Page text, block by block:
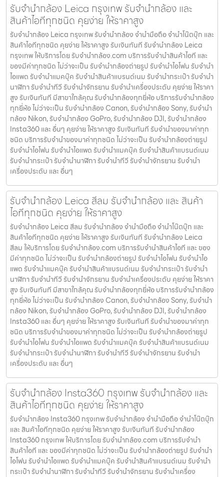
รับจำนำกล้อง Leica กรุงเทพ รับจํานํากล้อง และ
สินค้าไอทีทุกชนิด คุยง่าย ให้ราคาสูง
รับจำนำกล้อง Leica กรุงเทพ รับจํานํากล้อง จำนำมือถือ จำนำโน๊ตบุ๊ก และ
สินค้าไอทีทุกชนิด คุยง่าย ให้ราคาสูง รับเงินทันที รับจำนำกล้อง Leica
กรุงเทพ ให้บริการโดย รับจํานํากล้อง.com บริการรับจํานําสินค้าไอที และ
ของมีค่าทุกชนิด ไม่ว่าจะเป็น รับจํานํากล้องถ่ายรูป รับจํานําไอโฟน รับจํานํา
ไอแพด รับจํานําแมคบุ๊ค รับจํานําสินค้าแบรนด์เนม รับจํานํากระเป๋า รับจํานํา
นาฬิกา รับจํานําทีวี รับจํานําจักรยาน รับจํานําเครื่องประดับ คุยง่าย ให้ราคา
สูง รับเงินทันที มีสาขาใกล้คุณ รับจำนำกล้องทุกยี่ห้อ บริการรับจำนำกล้อง
ทุกยี่ห้อ ไม่ว่าจะเป็น รับจำนำกล้อง Canon, รับจำนำกล้อง Sony, รับจำนำ
กล้อง Nikon, รับจำนำกล้อง GoPro, รับจำนำกล้อง DJI, รับจำนำกล้อง
Insta360 และ อื่นๆ คุยง่าย ให้ราคาสูง รับเงินทันที รับจำนำของมาค่าทุก
ชนิด บริการรับจำนำของมาค่าทุกชนิด ไม่ว่าจะเป็น รับจํานํากล้องถ่ายรูป
รับจํานําไอโฟน รับจํานําไอแพด รับจํานําแมคบุ๊ค รับจํานําสินค้าแบรนด์เนม
รับจํานํากระเป๋า รับจํานํานาฬิกา รับจํานําทีวี รับจํานําจักรยาน รับจํานํา
เครื่องประดับ และ อื่นๆ
รับจำนำกล้อง Leica สีลม รับจํานํากล้อง และ สินค้า
ไอทีทุกชนิด คุยง่าย ให้ราคาสูง
รับจำนำกล้อง Leica สีลม รับจํานํากล้อง จำนำมือถือ จำนำโน๊ตบุ๊ก และ
สินค้าไอทีทุกชนิด คุยง่าย ให้ราคาสูง รับเงินทันที รับจำนำกล้อง Leica
สีลม ให้บริการโดย รับจํานํากล้อง.com บริการรับจํานําสินค้าไอที และ ของ
มีค่าทุกชนิด ไม่ว่าจะเป็น รับจํานํากล้องถ่ายรูป รับจํานําไอโฟน รับจํานําไอ
แพด รับจํานําแมคบุ๊ค รับจํานําสินค้าแบรนด์เนม รับจํานํากระเป๋า รับจํานํา
นาฬิกา รับจํานําทีวี รับจํานําจักรยาน รับจํานําเครื่องประดับ คุยง่าย ให้ราคา
สูง รับเงินทันที มีสาขาใกล้คุณ รับจำนำกล้องทุกยี่ห้อ บริการรับจำนำกล้อง
ทุกยี่ห้อ ไม่ว่าจะเป็น รับจำนำกล้อง Canon, รับจำนำกล้อง Sony, รับจำนำ
กล้อง Nikon, รับจำนำกล้อง GoPro, รับจำนำกล้อง DJI, รับจำนำกล้อง
Insta360 และ อื่นๆ คุยง่าย ให้ราคาสูง รับเงินทันที รับจำนำของมาค่าทุก
ชนิด บริการรับจำนำของมาค่าทุกชนิด ไม่ว่าจะเป็น รับจํานํากล้องถ่ายรูป
รับจํานําไอโฟน รับจํานําไอแพด รับจํานําแมคบุ๊ค รับจํานําสินค้าแบรนด์เนม
รับจํานํากระเป๋า รับจํานํานาฬิกา รับจํานําทีวี รับจํานําจักรยาน รับจํานํา
เครื่องประดับ และ อื่นๆ
รับจำนำกล้อง Insta360 กรุงเทพ รับจํานํากล้อง และ
สินค้าไอทีทุกชนิด คุยง่าย ให้ราคาสูง
รับจำนำกล้อง Insta360 กรุงเทพ รับจํานํากล้อง จำนำมือถือ จำนำโน๊ตบุ๊ก
และ สินค้าไอทีทุกชนิด คุยง่าย ให้ราคาสูง รับเงินทันที รับจำนำกล้อง
Insta360 กรุงเทพ ให้บริการโดย รับจํานํากล้อง.com บริการรับจํานํา
สินค้าไอที และ ของมีค่าทุกชนิด ไม่ว่าจะเป็น รับจํานํากล้องถ่ายรูป รับจํานํา
ไอโฟน รับจํานําไอแพด รับจํานําแมคบุ๊ค รับจํานําสินค้าแบรนด์เนม รับจํานํา
กระเป๋า รับจํานํานาฬิกา รับจํานําทีวี รับจํานําจักรยาน รับจํานําเครื่อง